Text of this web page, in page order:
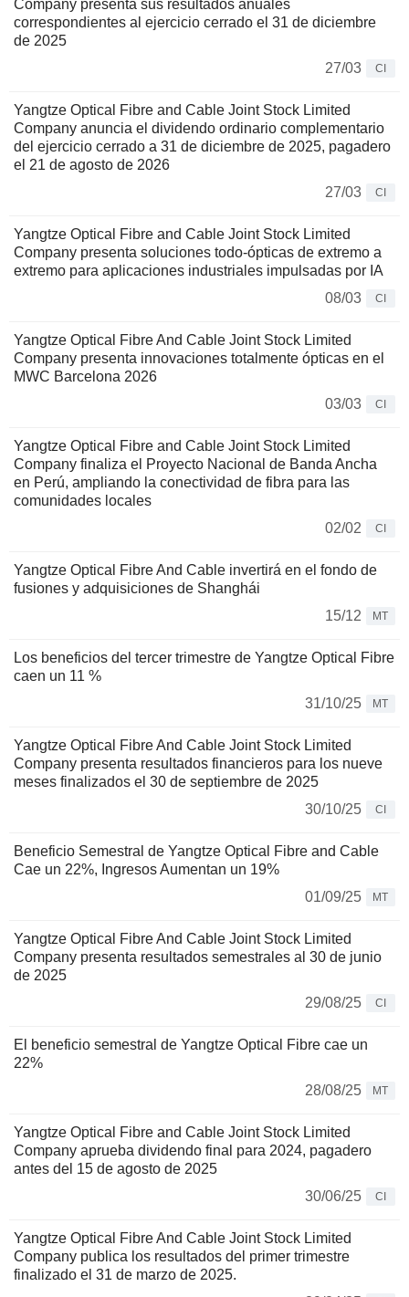
Company presenta sus resultados anuales
correspondientes al ejercicio cerrado el 31 de diciembre
de 2025
27/03
CI
Yangtze Optical Fibre and Cable Joint Stock Limited
Company anuncia el dividendo ordinario complementario
del ejercicio cerrado a 31 de diciembre de 2025, pagadero
el 21 de agosto de 2026
27/03
CI
Yangtze Optical Fibre and Cable Joint Stock Limited
Company presenta soluciones todo-ópticas de extremo a
extremo para aplicaciones industriales impulsadas por IA
08/03
CI
Yangtze Optical Fibre And Cable Joint Stock Limited
Company presenta innovaciones totalmente ópticas en el
MWC Barcelona 2026
03/03
CI
Yangtze Optical Fibre and Cable Joint Stock Limited
Company finaliza el Proyecto Nacional de Banda Ancha
en Perú, ampliando la conectividad de fibra para las
comunidades locales
02/02
CI
Yangtze Optical Fibre And Cable invertirá en el fondo de
fusiones y adquisiciones de Shanghái
15/12
MT
Los beneficios del tercer trimestre de Yangtze Optical Fibre
caen un 11 %
31/10/25
MT
Yangtze Optical Fibre And Cable Joint Stock Limited
Company presenta resultados financieros para los nueve
meses finalizados el 30 de septiembre de 2025
30/10/25
CI
Beneficio Semestral de Yangtze Optical Fibre and Cable
Cae un 22%, Ingresos Aumentan un 19%
01/09/25
MT
Yangtze Optical Fibre And Cable Joint Stock Limited
Company presenta resultados semestrales al 30 de junio
de 2025
29/08/25
CI
El beneficio semestral de Yangtze Optical Fibre cae un
22%
28/08/25
MT
Yangtze Optical Fibre and Cable Joint Stock Limited
Company aprueba dividendo final para 2024, pagadero
antes del 15 de agosto de 2025
30/06/25
CI
Yangtze Optical Fibre And Cable Joint Stock Limited
Company publica los resultados del primer trimestre
finalizado el 31 de marzo de 2025.